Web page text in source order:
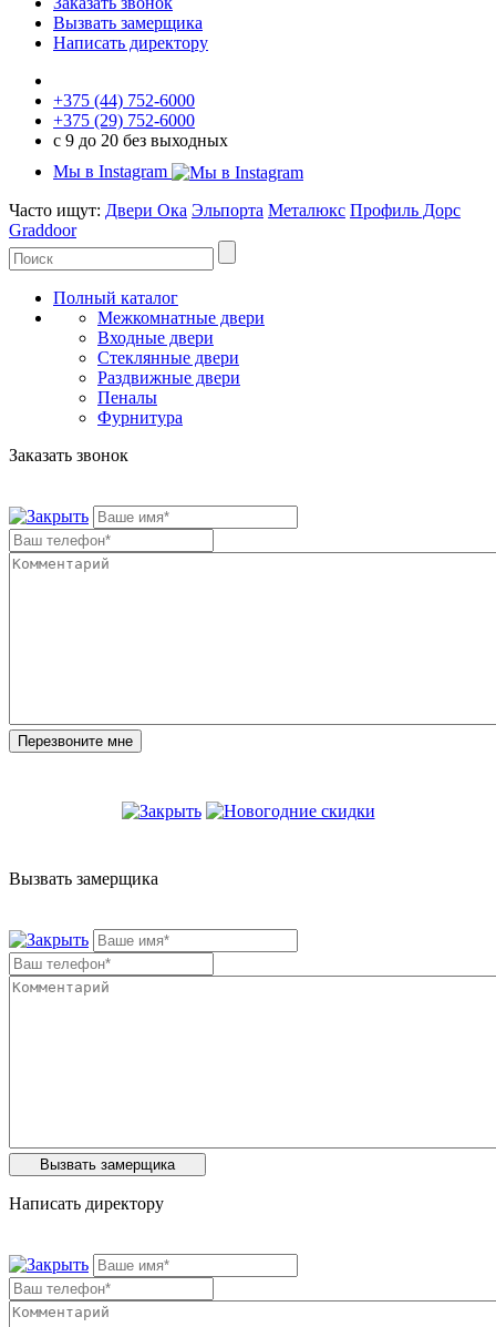
Вызвать замерщика
Написать директору
+375 (44) 752-6000
+375 (29) 752-6000
с 9 до 20 без выходных
Мы в Instagram
Часто ищут: Двери Ока Эльпорта Металюкс Профиль Дорс
Graddoor
Полный каталог
Межкомнатные двери
Входные двери
Стеклянные двери
Раздвижные двери
Пеналы
Фурнитура
Заказать звонок
Вызвать замерщика
Написать директору